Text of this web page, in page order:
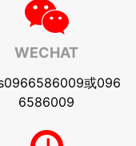
WECHAT
或096
6586009